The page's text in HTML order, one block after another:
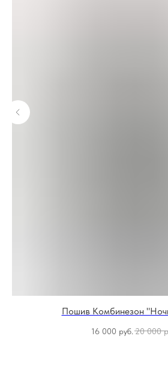
Пошив Комбинезон
16 000 руб. 20 000